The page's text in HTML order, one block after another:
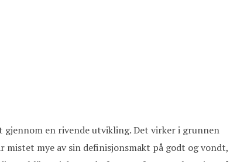
en rivende utvikling. Det virker i grunnen
mye av sin definisjonsmakt på godt og vondt,